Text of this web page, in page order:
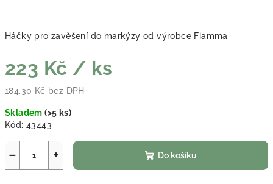
Háčky pro zavěšení do markýzy od výrobce Fiamma
223 Kč / ks
184,30 Kč bez DPH
Skladem(>5 ks)
Kód: 43443
+
− Do košíku